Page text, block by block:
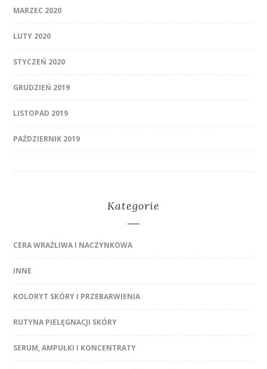
MARZEC 2020
LUTY 2020
STYCZEŃ 2020
GRUDZIEŃ 2019
LISTOPAD 2019
PAŹDZIERNIK 2019
Kategorie
CERA WRAŻLIWA I NACZYNKOWA
INNE
KOLORYT SKÓRY I PRZEBARWIENIA
RUTYNA PIELĘGNACJI SKÓRY
SERUM, AMPUŁKI I KONCENTRATY